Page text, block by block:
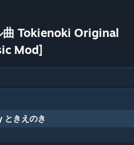
曲 Tokienoki Original
Mod]
ときえのき